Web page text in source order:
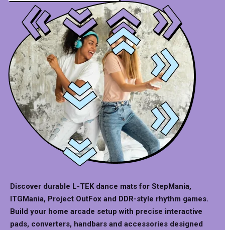
Discover durable L-TEK dance mats for StepMania,
ITGMania, Project OutFox and DDR-style rhythm games.
Build your home arcade setup with precise interactive
pads, converters, handbars and accessories designed